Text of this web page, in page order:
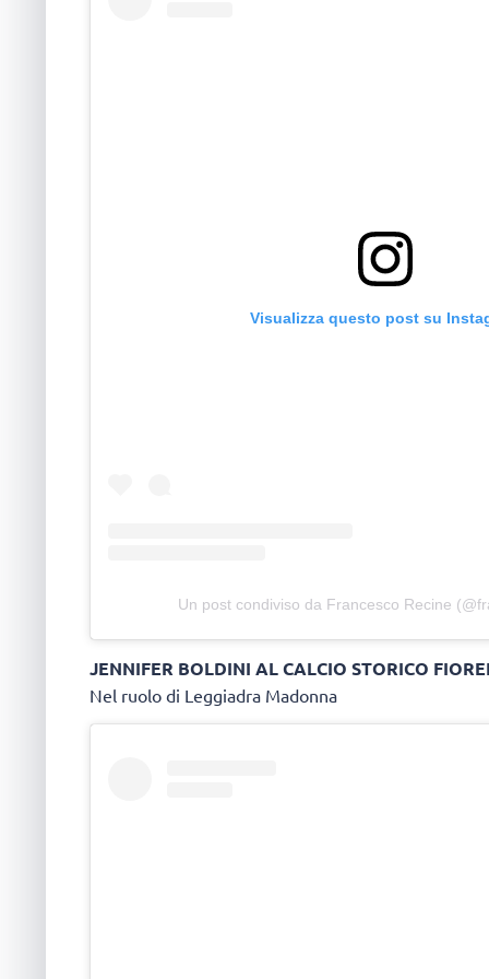
Visualizza questo post su
Un post condiviso da Francesco Recine
JENNIFER BOLDINI AL CALCIO STORICO
Nel ruolo di Leggiadra Madonna